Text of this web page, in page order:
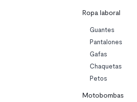
Ropa laboral
Guantes
Pantalones
Gafas
Chaquetas
Petos
Motobombas